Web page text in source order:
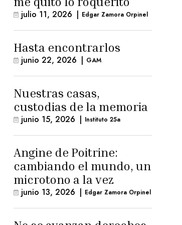
julio 11, 2026 | Edgar Zamora Orpinel
Hasta encontrarlos
junio 22, 2026 | GAM
Nuestras casas,
custodias de la memoria
junio 15, 2026 | Instituto 25a
Angine de Poitrine:
cambiando el mundo, un
microtono a la vez
junio 13, 2026 | Edgar Zamora Orpinel